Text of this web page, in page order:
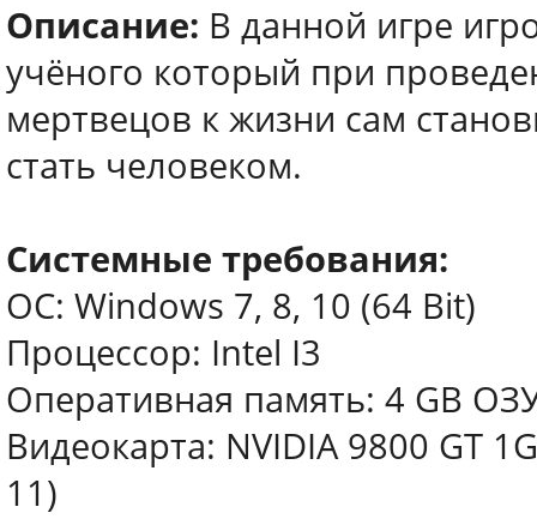
Описание: В данной игре
учёного который при
мертвецов к жизни сам
стать человеком.
Системные требования:
ОС: Windows 7, 8, 10 (64 Bit)
Процессор: Intel I3
Оперативная память: 4 GB
Видеокарта: NVIDIA 9800 GT
11)